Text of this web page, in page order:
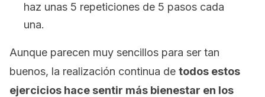
haz unas 5 repeticiones de 5 pasos cada
una.
Aunque parecen muy sencillos para ser tan
buenos, la realización continua de todos estos
ejercicios hace sentir más bienestar en los